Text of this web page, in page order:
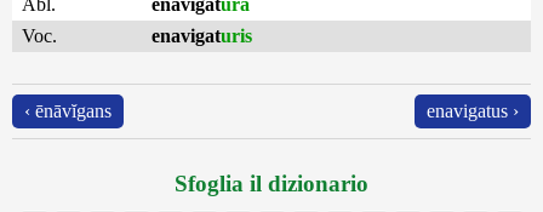
Abl.
enavigatura
Voc.
enavigaturis
‹ ēnāvĭgans enavigatus ›
Sfoglia il dizionario